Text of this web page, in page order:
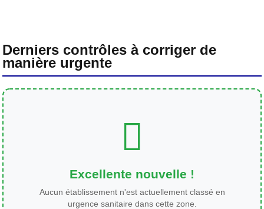
Derniers contrôles à corriger de
manière urgente
Excellente nouvelle !
Aucun établissement n'est actuellement classé en
urgence sanitaire dans cette zone.